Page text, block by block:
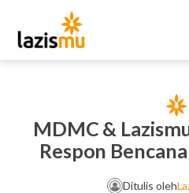
MDMC &
Respon
Ditulis oleh